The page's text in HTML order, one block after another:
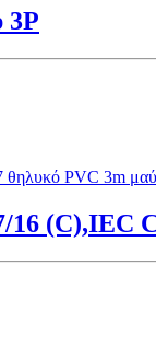
3P
16 (C),IEC